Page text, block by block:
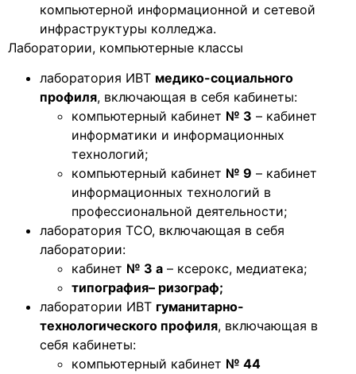
компьютерной информационной и сетевой
инфраструктуры колледжа.
Лаборатории, компьютерные классы
лаборатория ИВТ медико-социального
профиля, включающая в себя кабинеты:
компьютерный кабинет № 3 – кабинет
информатики и информационных
технологий;
компьютерный кабинет № 9 – кабинет
информационных технологий в
профессиональной деятельности;
лаборатория ТСО, включающая в себя
лаборатории:
кабинет № 3 а – ксерокс, медиатека;
типография– ризограф;
лаборатории ИВТ гуманитарно-
технологического профиля, включающая в
себя кабинеты:
компьютерный кабинет № 44